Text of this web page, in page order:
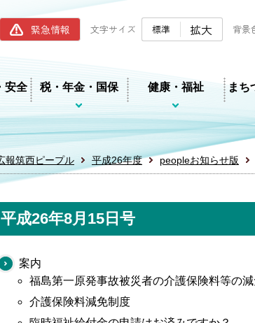
筑西市ホームページ
緊急情報 文字サイズ 標準 拡大 背景
安全 税・年金・国保 健康・福祉 まち
報筑西ピープル 平成26年度 peopleお知らせ版
成26年8月15日号
案内
福島第一原発事故被災者の介護保険料等の
介護保険料減免制度